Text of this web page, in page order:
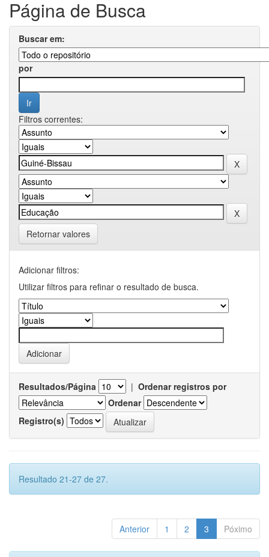
Página de Busca
Buscar em:
por
Filtros correntes:
Retornar valores
Adicionar filtros:
Utilizar filtros para refinar o resultado de busca.
Resultados/Página | Ordenar registros por
Ordenar
Registro(s)
Resultado 21-27 de 27.
Anterior 1 2 3 Póximo